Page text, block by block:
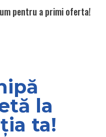
pentru a primi oferta!
la
ta!